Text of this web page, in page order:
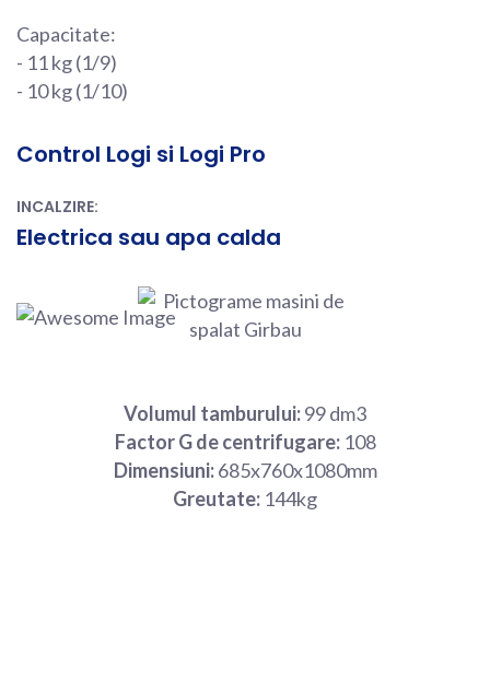
Capacitate:
- 11 kg (1/9)
- 10 kg (1/10)
Control Logi si Logi Pro
INCALZIRE:
Electrica sau apa calda
Volumul tamburului:99 dm3
Factor G de centrifugare:108
Dimensiuni:685x760x1080mm
Greutate: 144kg